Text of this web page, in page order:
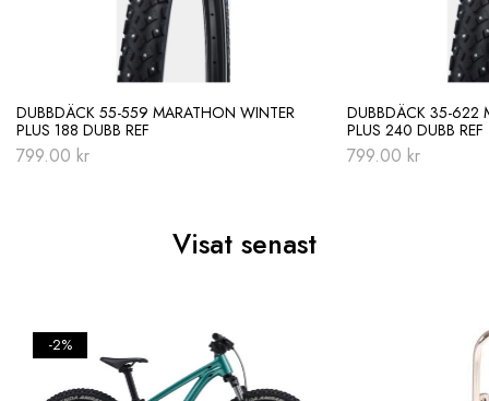
DUBBDÄCK 55-559 MARATHON WINTER
PLUS 188 DUBB REF
799.00 kr
DUBBDÄCK 35-622
PLUS 240 DUBB REF
799.00 kr
Visat senast
-2%